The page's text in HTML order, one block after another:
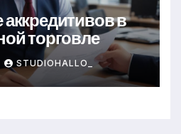
в
торговле
STUDIOHALLO_